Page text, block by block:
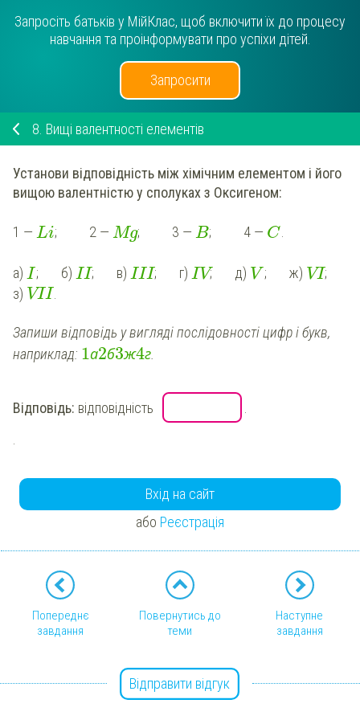
Запросіть батьків у МійКлас, щоб включити їх до процесу
навчання та проінформувати про успіхи дітей.
Запросити
8. Вищі валентності елементів
Установи відповідність між хімічним елементом і його
вищою валентністю у сполуках з Оксигеном:
1 — Li; 2 — Mg; 3 — B; 4 — C.
а) I; б) II; в) III; г) IV; д) V ; ж) VI;
з) VII
Запиши відповідь у вигляді послідовності цифр і букв,
наприклад: 1а2б3ж4г.
Відповідь: відповідність
Вхід на сайт
або Реєстрація
Попереднє
завдання
Повернутись до
теми
Наступне
завдання
Відправити відгук